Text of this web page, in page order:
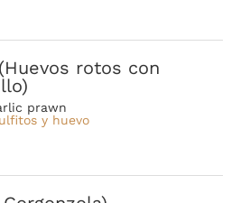
rotos con
prawn
y huevo